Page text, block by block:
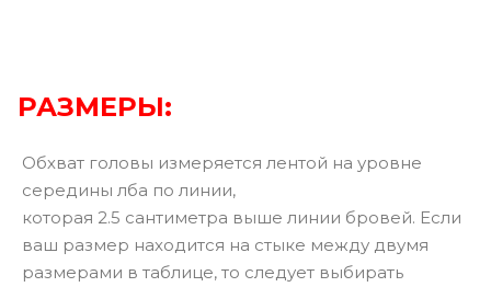
РАЗМЕРЫ:
Обхват головы измеряется лентой на уровне
середины лба по линии,
которая 2.5 сантиметра выше линии бровей. Если
ваш размер находится на стыке между двумя
размерами в таблице, то следует выбирать